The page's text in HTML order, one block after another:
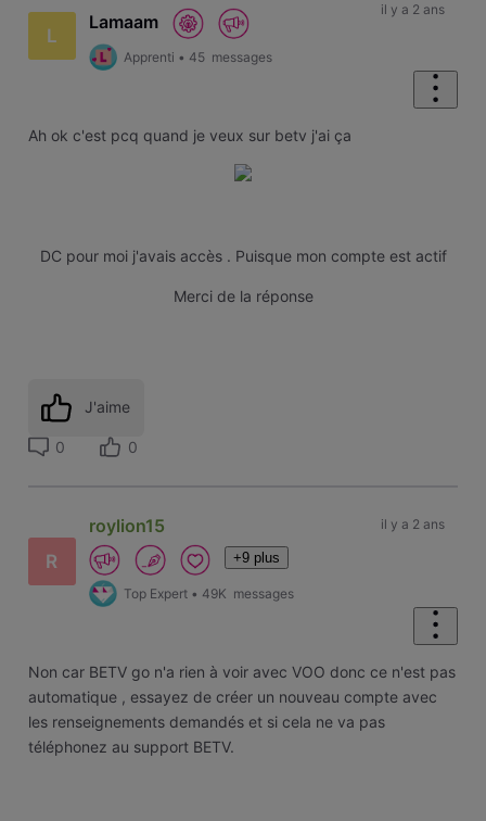
L
Lamaam
Apprenti • 45 messages
il y a 2 ans
Ah ok c'est pcq quand je veux sur betv j'ai ça
DC pour moi j'avais accès . Puisque mon compte est actif
Merci de la réponse
J'aime
0 0
R
roylion15
+9 plus
Top Expert • 49K messages
il y a 2 ans
Non car BETV go n'a rien à voir avec VOO donc ce n'est pas
automatique , essayez de créer un nouveau compte avec
les renseignements demandés et si cela ne va pas
téléphonez au support BETV.